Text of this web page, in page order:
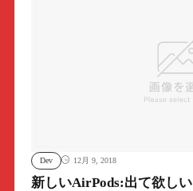
Dev 12月 9, 2018
新しいAirPods:出て欲しい